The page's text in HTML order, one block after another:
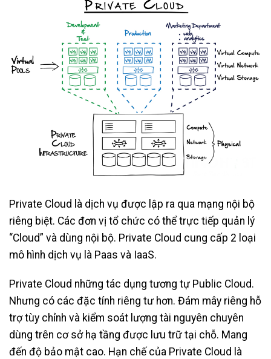
Private Cloud là dịch vụ được lập ra qua mạng nội bộ
riêng biệt. Các đơn vị tổ chức có thể trực tiếp quản lý
“Cloud” và dùng nội bộ. Private Cloud cung cấp 2 loại
mô hình dịch vụ là Paas và IaaS.
Private Cloud những tác dụng tương tự Public Cloud.
Nhưng có các đặc tính riêng tư hơn. Đám mây riêng hỗ
trợ tùy chỉnh và kiểm soát lượng tài nguyên chuyên
dùng trên cơ sở hạ tầng được lưu trữ tại chỗ. Mang
đến độ bảo mật cao. Hạn chế của Private Cloud là